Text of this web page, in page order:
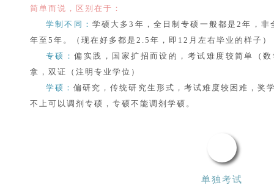
简单而说，区别在于：
学制不同： 学硕大多3年，全日制专硕一般都是2年，
年至5年。（现在好多都是2.5年，即12月左右毕业的样子）
专硕：偏实践，国家扩招而设的，考试难度较简单（
拿，双证（注明专业学位）
学硕：偏研究，传统研究生形式，考试难度较困难，奖
不上可以调剂专硕，专硕不能调剂学硕。
单独考试